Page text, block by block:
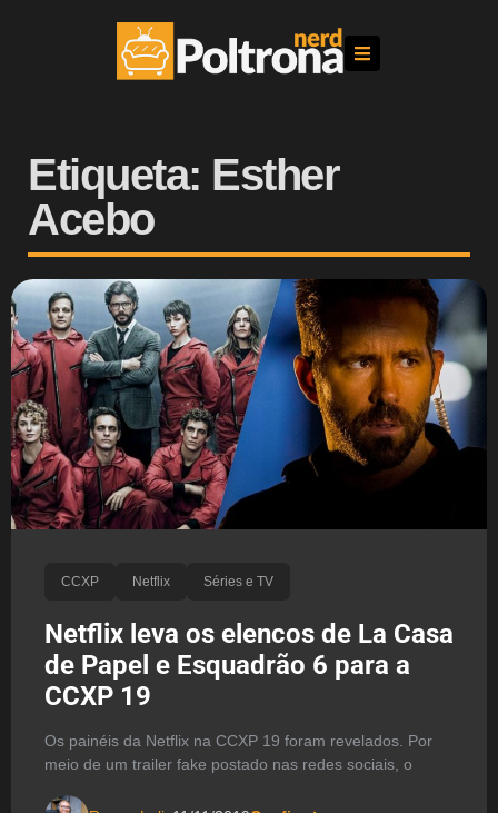
Etiqueta: Esther
Acebo
CCXP Netflix Séries e TV
Netflix leva os elencos de La Casa
de Papel e Esquadrão 6 para a
CCXP 19
Os painéis da Netflix na CCXP 19 foram revelados. Por
meio de um trailer fake postado nas redes sociais, o